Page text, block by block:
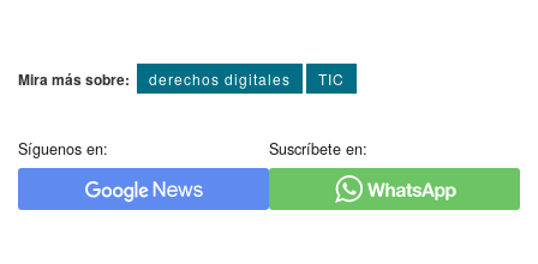
Mira más sobre: derechos digitales TIC
Síguenos en: Suscríbete en: